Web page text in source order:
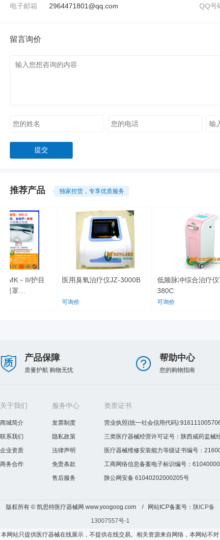
电子邮箱 2964471801@qq.com QQ号
留言询价
推荐产品 独家控货，专享优质服务
－II/护目
医用臭氧治疗仪JZ-3000B
可询价
低频脉冲综合治疗仪
380C
可询价
产品保障
质量护航 购物无忧
帮助中心
您的购物指南
关于我们
商城简介
联系我们
企业资质
商务合作
服务中心
发票制度
隐私政策
法律声明
免责条款
售后服务
资质证书
营业执照(统一社会信用代码
三类医疗器械经营许可证号：陕西咸药监械
医疗器械维修安装能力等级证书编号：
工商网络信息备案电子标识编号：
陕公网安备 61040202000205号
版权所有 © 凯思特医疗器械网 www.yoogoog.com / 网站ICP备案号： 陕ICP备
13007557号-1
本网站只提供医疗器械在线展示，不提供在线交易。相关资源来自网络，本网站不对